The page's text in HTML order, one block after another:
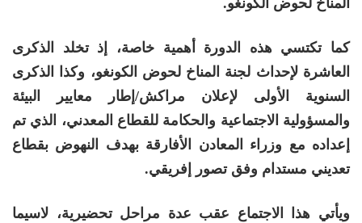
كما تكتسي هذه الدورة أهمية خاصة، إذ تخلد الذكرى
العاشرة لإحداث لجنة المناخ لحوض الكونغو، وكذا الذكرى
السنوية الأولى لإعلان مراكش/إطار معايير البيئة
والمسؤولية الاجتماعية والحكامة للقطاع المعدني، الذي تم
إعداده مع وزراء المعادن الأفارقة بهدف النهوض بقطاع
تعديني مستدام وفق تصور إفريقي.
ويأتي هذا الاجتماع عقب عدة مراحل تحضيرية، لاسيما